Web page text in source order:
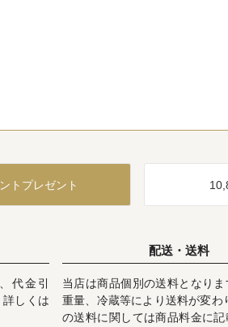
トプレゼント
代金引
しくは
配送・送料
当店は商品個別の送料となり
重量、冷蔵等により送料が変わ
の送料に関しては商品料金に記